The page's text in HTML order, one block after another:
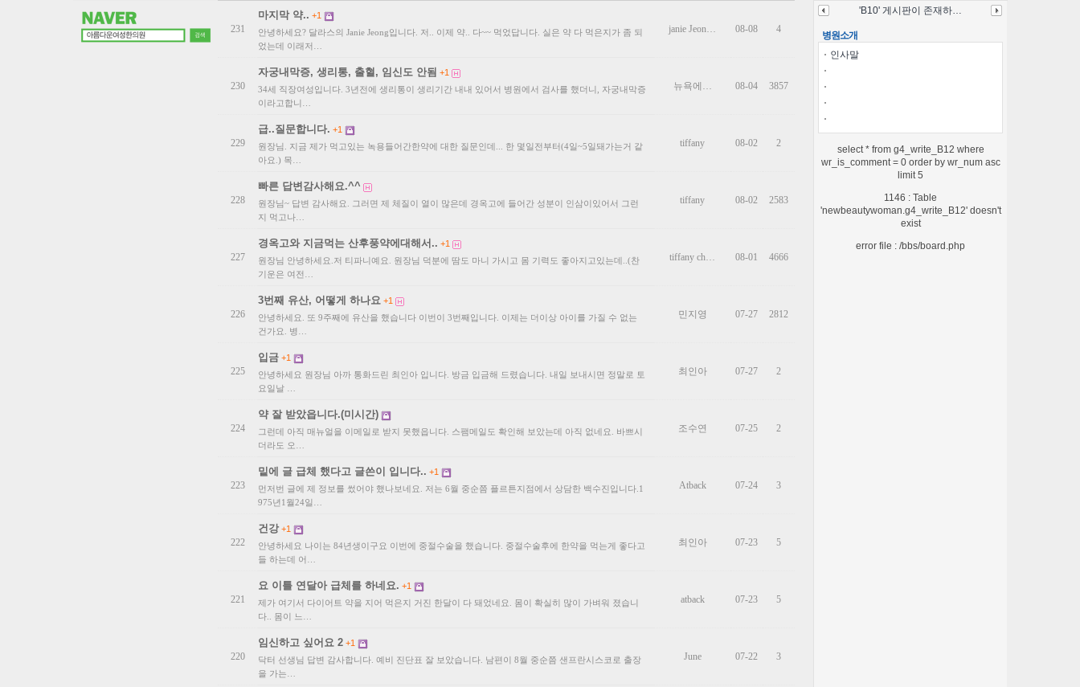
231
마지막 약.. +1
안녕하세요? 달라스의 Janie Jeong입니다. 저.. 이제 약.. 다~~ 먹었답니다. 실은 약 다 먹은지가 좀 되
었는데 이래저…
janie Jeon… 08-08 4
230
자궁내막증, 생리통, 출혈, 임신도 안됨 +1
34세 직장여성입니다. 3년전에 생리통이 생리기간 내내 있어서 병원에서 검사를 했더니, 자궁내막증
이라고합니…
뉴욕에… 08-04 3857
229
급..질문합니다. +1
원장님. 지금 제가 먹고있는 녹용들어간한약에 대한 질문인데... 한 몇일전부터(4일~5일돼가는거 같
아요.) 목…
tiffany 08-02 2
228
빠른 답변감사해요.^^
원장님~ 답변 감사해요. 그러면 제 체질이 열이 많은데 경옥고에 들어간 성분이 인삼이있어서 그런
지 먹고나…
tiffany 08-02 2583
227
경옥고와 지금먹는 산후풍약에대해서.. +1
원장님 안녕하세요.저 티파니예요. 원장님 덕분에 땀도 마니 가시고 몸 기력도 좋아지고있는데..(찬
기운은 여전…
tiffany ch… 08-01 4666
226
3번째 유산, 어떻게 하나요 +1
안녕하세요. 또 9주째에 유산을 했습니다 이번이 3번째입니다. 이제는 더이상 아이를 가질 수 없는
건가요. 병…
민지영 07-27 2812
225
입금 +1
안녕하세요 원장님 아까 통화드린 최인아 입니다. 방금 입금해 드렸습니다. 내일 보내시면 정말로 토
요일날 …
최인아 07-27 2
224
약 잘 받았읍니다.(미시간)
그런데 아직 매뉴얼을 이메일로 받지 못했읍니다. 스팸메일도 확인해 보았는데 아직 없네요. 바쁘시
더라도 오…
조수연 07-25 2
223
밑에 글 급체 했다고 글쓴이 입니다.. +1
먼저번 글에 제 정보를 썼어야 했나보네요. 저는 6월 중순쯤 플르튼지점에서 상담한 백수진입니다.1
975년1월24일…
Atback 07-24 3
222
건강 +1
안녕하세요 나이는 84년생이구요 이번에 중절수술을 했습니다. 중절수술후에 한약을 먹는게 좋다고
들 하는데 어…
최인아 07-23 5
221
요 이틀 연달아 급체를 하네요. +1
제가 여기서 다이어트 약을 지어 먹은지 거진 한달이 다 돼었네요. 몸이 확실히 많이 가벼워 졌습니
다.. 몸이 느…
atback 07-23 5
220
임신하고 싶어요 2 +1
닥터 선생님 답변 감사합니다. 예비 진단표 잘 보았습니다. 남편이 8월 중순쯤 샌프란시스코로 출장
을 가는…
June 07-22 3
'B10' 게시판이 존재하…
병원소개
인사말
select * from g4_write_B12 where
wr_is_comment = 0 order by wr_num asc
limit 5
1146 : Table
'newbeautywoman.g4_write_B12' doesn't
exist
error file : /bbs/board.php